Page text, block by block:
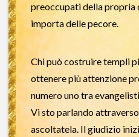
preoccupati della propria
importa delle pecore.
Chi può costruire templi
ottenere più attenzione
numero uno tra
Vi sto parlando
ascoltatela. Il giudizio